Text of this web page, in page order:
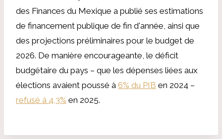
des Finances du Mexique a publié ses estimations
de financement publique de fin d'année, ainsi que
des projections préliminaires pour le budget de
2026. De manière encourageante, le déficit
budgétaire du pays – que les dépenses liées aux
élections avaient poussé à 6% du PIB en 2024 –
refusé à 4,3% en 2025.